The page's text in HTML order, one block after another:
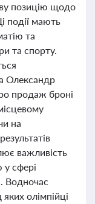
позицію щодо
події мають
та
та спорту.
Олександр
продаж броні
на
важливість
у сфері
Водночас
олімпійці